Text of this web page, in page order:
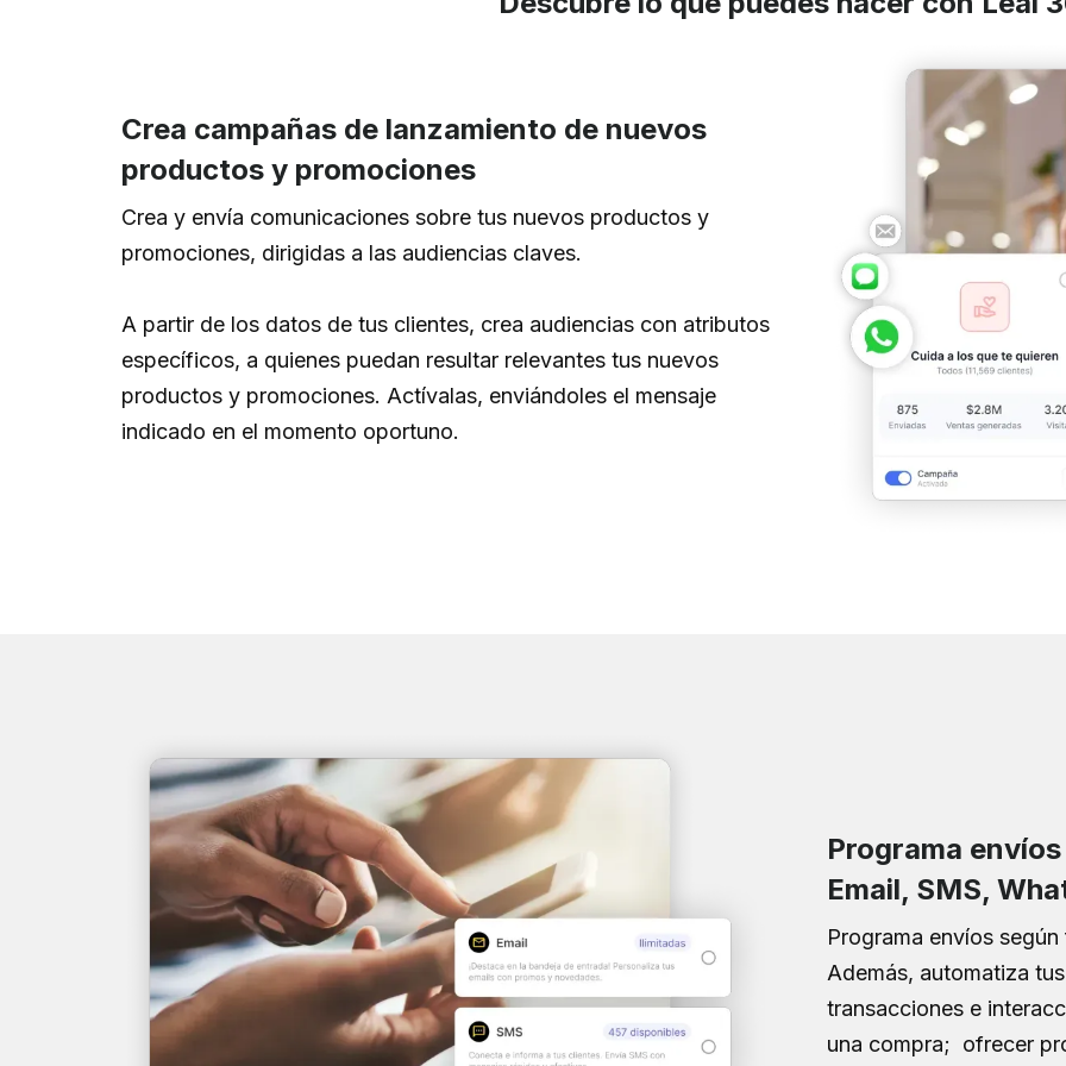
Crea campañas de lanzamiento de nuevos
productos y promociones
Crea y envía comunicaciones sobre tus nuevos productos y
promociones, dirigidas a las audiencias claves.
A partir de los datos de tus clientes, crea audiencias con atributos
específicos, a quienes puedan resultar relevantes tus nuevos
productos y promociones. Actívalas, enviándoles el mensaje
indicado en el momento oportuno.
Programa
Email, SMS,
Programa envíos
Además, automatiza
transacciones e
una compra; ofrecer